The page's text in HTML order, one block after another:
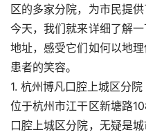
区的多家分院，为市民提
今天，我们就来详细了解
地址，感受它们如何以地
患者的笑容。
1. 杭州博凡口腔上城区分院
位于杭州市江干区新塘路
口腔上城区分院，无疑是